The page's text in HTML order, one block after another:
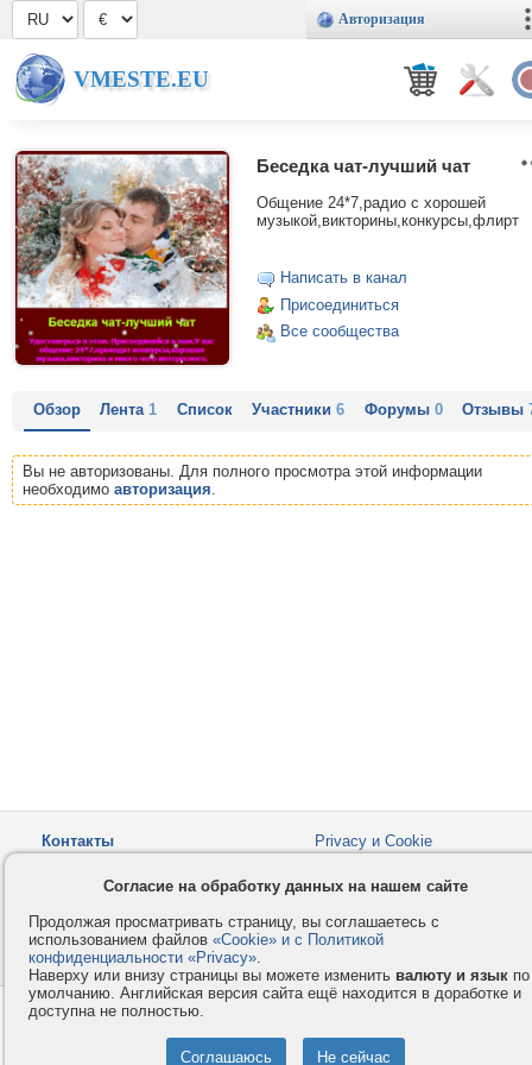
Авторизация
VMESTE.EU
Беседка чат-лучший чат
Общение 24*7,радио с хорошей
музыкой,викторины,конкурсы,флирт
Написать в канал
Присоединиться
Все сообщества
Обзор Лента1 Список Участники6 Форумы 0 Отзывы
Вы не авторизованы. Для полного просмотра этой информации
необходимо авторизация.
Контакты
Privacy и Cookie
Как оплатить
Форумы
© 2008-2026VMESTE.EU
Согласие на обработку данных на нашем сайте
Продолжая просматривать страницу, вы соглашаетесь с
использованием файлов «Cookie» и с Политикой
конфиденциальности «Privacy».
Наверху или внизу страницы вы можете изменить валюту и язык по
умолчанию. Английская версия сайта ещё находится в доработке и
доступна не полностью.